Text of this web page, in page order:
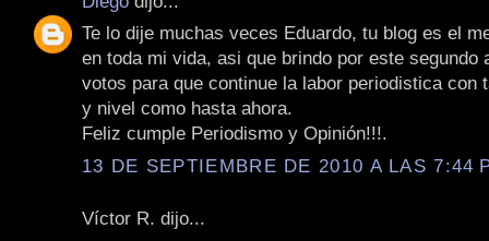
Te lo dije muchas veces Eduardo, tu blog es el
en toda mi vida, asi que brindo por este segundo
votos para que continue la labor periodistica con
y nivel como hasta ahora.
Feliz cumple Periodismo y Opinión!!!.
13 DE SEPTIEMBRE DE 2010 A LAS 7:44
Víctor R. dijo...